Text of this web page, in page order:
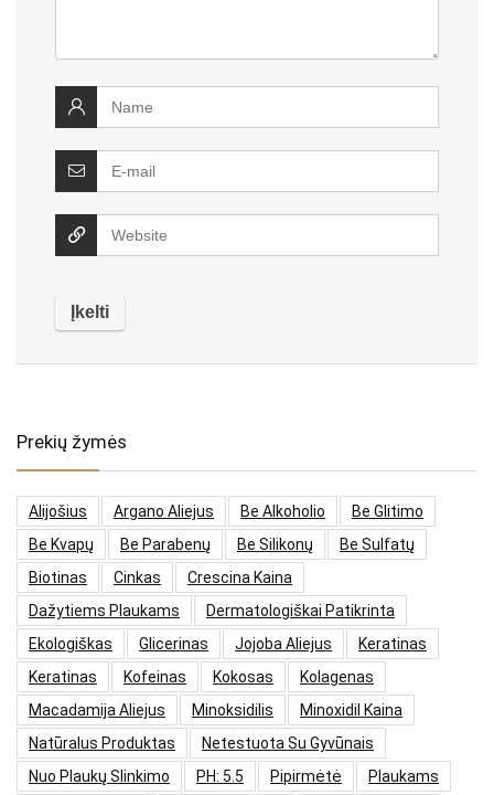
Prekių žymės
Alijošius Argano Aliejus Be Alkoholio
Be Glitimo
Be Kvapų
Be Parabenų Be Silikonų
Be Sulfatų
Biotinas
Cinkas
Crescina Kaina
Dažytiems Plaukams
Dermatologiškai Patikrinta
Ekologiškas
Glicerinas Jojoba Aliejus
Keratinas
Keratinas
Kofeinas Kokosas
Kolagenas
Macadamija Aliejus
Minoksidilis
Minoxidil Kaina
Natūralus Produktas
Netestuota Su Gyvūnais
Nuo Plaukų Slinkimo
PH: 5.5 Pipirmėtė
Plaukams